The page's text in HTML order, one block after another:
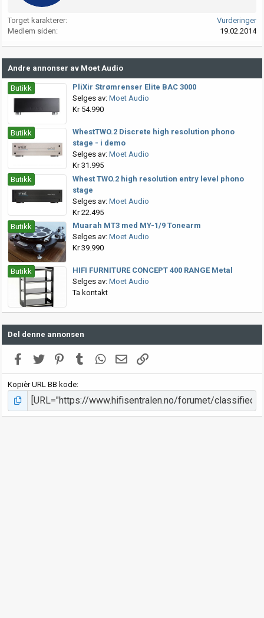
Torget karakterer
Vurderinger
Medlem siden
19.02.2014
Andre annonser av Moet Audio
Butikk
PliXir Strømrenser Elite BAC 3000
Selges av: Moet Audio
Kr 54.990
Butikk
WhestTWO.2 Discrete high resolution phono
stage - i demo
Selges av: Moet Audio
Kr 31.995
Butikk
Whest TWO.2 high resolution entry level phono
stage
Selges av: Moet Audio
Kr 22.495
Butikk
Muarah MT3 med MY-1/9 Tonearm
Selges av: Moet Audio
Kr 39.990
Butikk
HIFI FURNITURE CONCEPT 400 RANGE Metal
Selges av: Moet Audio
Ta kontakt
Del denne annonsen
Facebook
Twitter PinterestTumblr WhatsApp
E-postLink
Kopièr URL BB kode